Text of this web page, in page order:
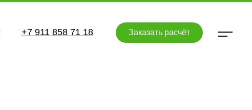
+7 911 858 71 18 Заказать расчёт